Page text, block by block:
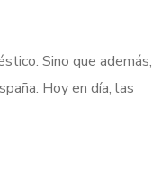
Sino que además,
Hoy en día, las